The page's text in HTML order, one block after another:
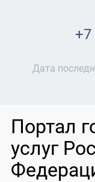
+7
Дата
Портал
услуг